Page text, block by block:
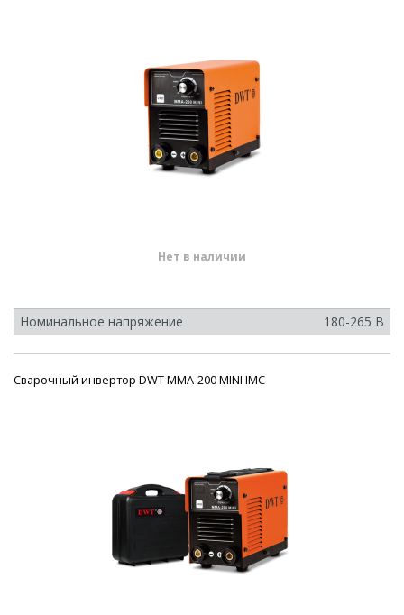
Нет в наличии
Номинальное напряжение 180-265 В
Сварочный инвертор DWT MMA-200 MINI IMC